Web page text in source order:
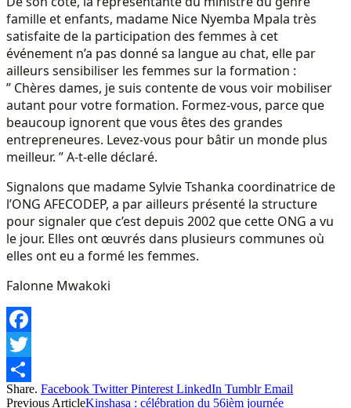
famille et enfants, madame Nice Nyemba Mpala très
satisfaite de la participation des femmes à cet
événement n’a pas donné sa langue au chat, elle par
ailleurs sensibiliser les femmes sur la formation :
” Chères dames, je suis contente de vous voir mobiliser
autant pour votre formation. Formez-vous, parce que
beaucoup ignorent que vous êtes des grandes
entrepreneures. Levez-vous pour bâtir un monde plus
meilleur. ” A-t-elle déclaré.
Signalons que madame Sylvie Tshanka coordinatrice de
l’ONG AFECODEP, a par ailleurs présenté la structure
pour signaler que c’est depuis 2002 que cette ONG a vu
le jour. Elles ont œuvrés dans plusieurs communes où
elles ont eu a formé les femmes.
Falonne Mwakoki
Facebook
Twitter
Share
Share. Facebook Twitter Pinterest LinkedIn Tumblr Email
Previous ArticleKinshasa : célébration du 56ièm journée